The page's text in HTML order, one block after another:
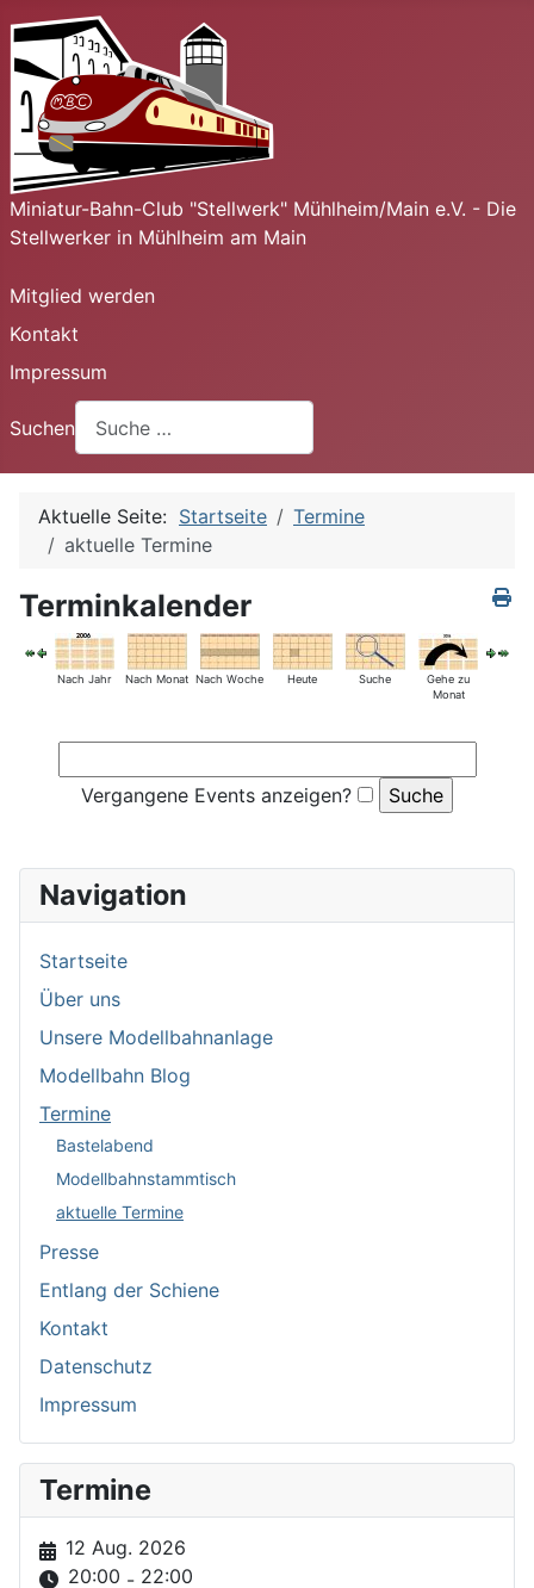
Miniatur-Bahn-Club "Stellwerk" Mühlheim/Main e.V. - Die
Stellwerker in Mühlheim am Main
Mitglied werden
Kontakt
Impressum
Suchen
Aktuelle Seite: Startseite
Termine
aktuelle Termine
Terminkalender
Nach Jahr Nach Monat Nach Woche Heute Suche
Gehe zu
Monat
Vergangene Events anzeigen?
Navigation
Startseite
Über uns
Unsere Modellbahnanlage
Modellbahn Blog
Termine
Bastelabend
Modellbahnstammtisch
aktuelle Termine
Presse
Entlang der Schiene
Kontakt
Datenschutz
Impressum
Termine
12 Aug. 2026
20:00 - 22:00